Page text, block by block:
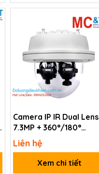
Camera IP IR Dual Lens
7.3MP + 360°/180°
Panoramic View iCAM-
760D CR
Liên hệ
Xem chi tiết